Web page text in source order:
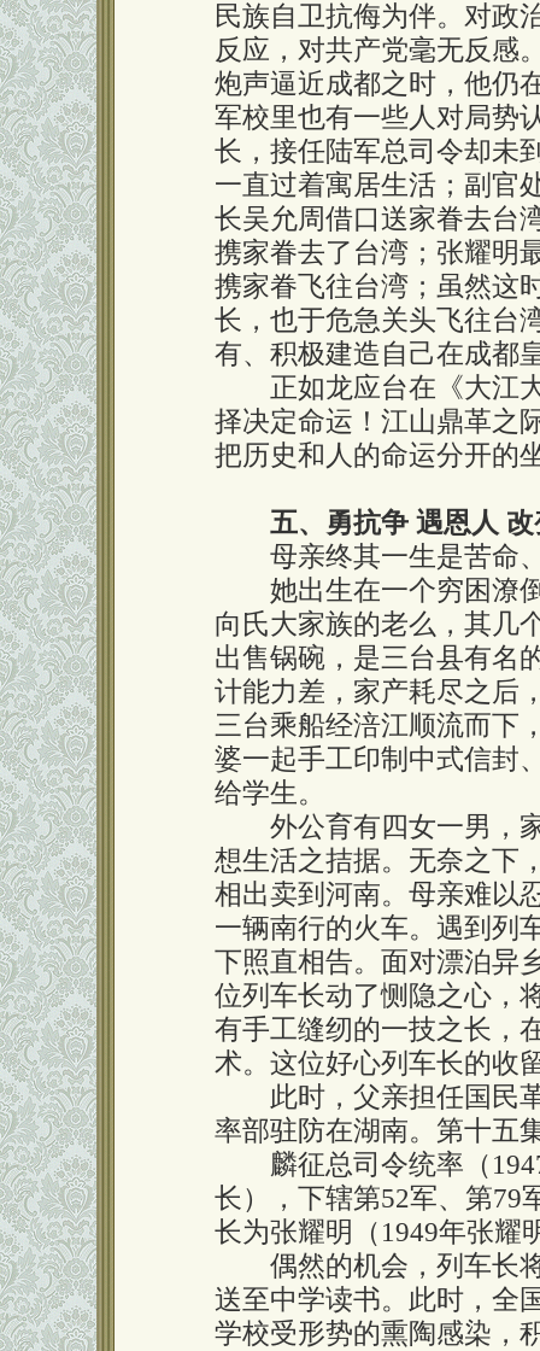
民族自卫抗侮为伴。对政
反应，对共产党毫无反感
炮声逼近成都之时，他仍
军校里也有一些人对局势
长，接任陆军总司令却未
一直过着寓居生活；副官
长吴允周借口送家眷去台
携家眷去了台湾；张耀明
携家眷飞往台湾；虽然这
长，也于危急关头飞往台
有、积极建造自己在成都
正如龙应台在《大江大
择决定命运！江山鼎革之
把历史和人的命运分开的
五、勇抗争 遇恩人
母亲终其一生是苦命
她出生在一个穷困潦倒
向氏大家族的老么，其几
出售锅碗，是三台县有名
计能力差，家产耗尽之后
三台乘船经涪江顺流而下
婆一起手工印制中式信封
给学生。
外公育有四女一男，家
想生活之拮据。无奈之下
相出卖到河南。母亲难以
一辆南行的火车。遇到列
下照直相告。面对漂泊异
位列车长动了恻隐之心，
有手工缝纫的一技之长，
术。这位好心列车长的收
此时，父亲担任国民革
率部驻防在湖南。第十五
麟征总司令统率（
长），下辖第52军、第79
长为张耀明（1949年张耀
偶然的机会，列车长将
送至中学读书。此时，全
学校受形势的熏陶感染，